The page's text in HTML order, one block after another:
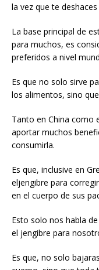
la vez que te
La base principal de
para muchos, es
preferidos a nivel
Es que no solo sirve
los alimentos, sino
Tanto en China como
aportar muchos
consumirla.
Es que, inclusive en
eljengibre para
en el cuerpo de sus
Esto solo nos habla
el jengibre para
Es que, no solo